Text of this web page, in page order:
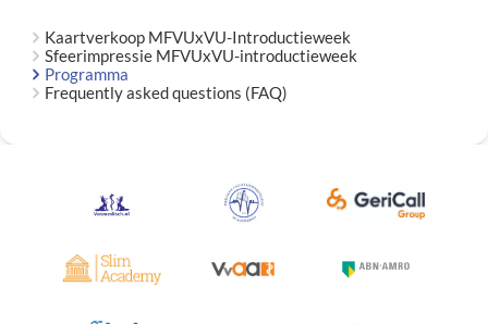
Kaartverkoop MFVUxVU-Introductieweek
Sfeerimpressie MFVUxVU-introductieweek
Programma
Frequently asked questions (FAQ)